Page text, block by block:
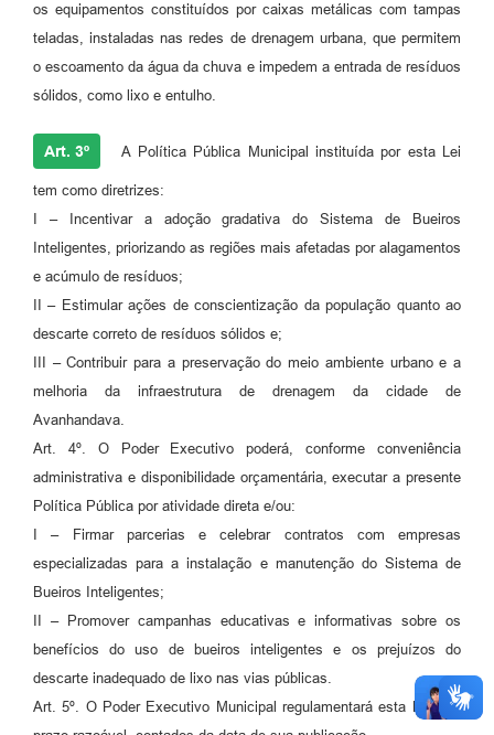
os equipamentos constituídos por caixas metálicas com tampas
teladas, instaladas nas redes de drenagem urbana, que permitem
o escoamento da água da chuva e impedem a entrada de resíduos
sólidos, como lixo e entulho.
Art. 3º A Política Pública Municipal instituída por esta Lei
tem como diretrizes:
I – Incentivar a adoção gradativa do Sistema de Bueiros
Inteligentes, priorizando as regiões mais afetadas por alagamentos
e acúmulo de resíduos;
II – Estimular ações de conscientização da população quanto ao
descarte correto de resíduos sólidos e;
III – Contribuir para a preservação do meio ambiente urbano e a
melhoria da infraestrutura de drenagem da cidade de
Avanhandava.
Art. 4º. O Poder Executivo poderá, conforme conveniência
administrativa e disponibilidade orçamentária, executar a presente
Política Pública por atividade direta e/ou:
I – Firmar parcerias e celebrar contratos com empresas
especializadas para a instalação e manutenção do Sistema de
Bueiros Inteligentes;
II – Promover campanhas educativas e informativas sobre os
benefícios do uso de bueiros inteligentes e os prejuízos do
descarte inadequado de lixo nas vias públicas.
Art. 5º. O Poder Executivo Municipal regulamentará esta Lei, em